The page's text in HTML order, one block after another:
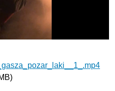
wideo